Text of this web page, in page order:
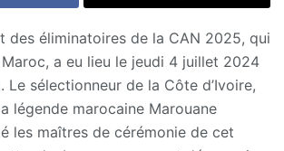
des éliminatoires de la CAN 2025, qui
a eu lieu le jeudi 4 juillet 2024
Le sélectionneur de la Côte d’Ivoire,
légende marocaine Marouane
les maîtres de cérémonie de cet